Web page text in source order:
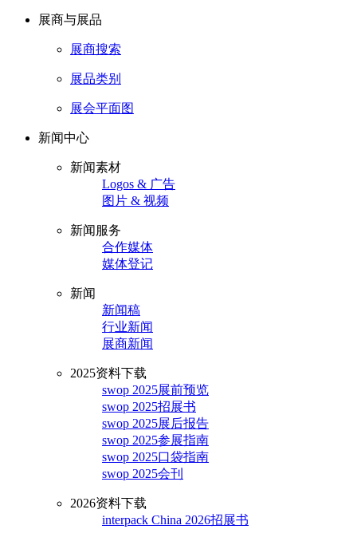
展商与展品
展商搜索
展品类别
展会平面图
新闻中心
新闻素材
Logos & 广告
图片 & 视频
新闻服务
合作媒体
媒体登记
新闻
新闻稿
行业新闻
展商新闻
2025资料下载
swop 2025展前预览
swop 2025招展书
swop 2025展后报告
swop 2025参展指南
swop 2025口袋指南
swop 2025会刊
2026资料下载
interpack China 2026招展书